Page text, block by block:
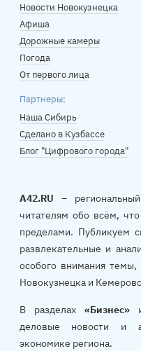
Новости Новокузнецка
Афиша
Дорожные камеры
Погода
От первого лица
Партнеры:
Наша Сибирь
Сделано в Кузбассе
Блог "Цифрового города"
A42.RU –
читателям обо всём,
пределами. Публикуем
развлекательные и
особого внимания
Новокузнецка и
В разделах «Бизнес»
деловые новости и
экономике региона.